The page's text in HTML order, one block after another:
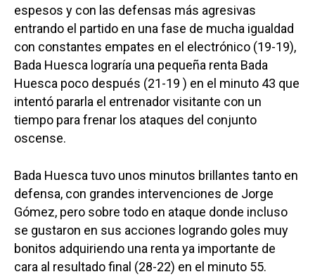
espesos y con las defensas más agresivas
entrando el partido en una fase de mucha igualdad
con constantes empates en el electrónico (19-19),
Bada Huesca lograría una pequeña renta Bada
Huesca poco después (21-19 ) en el minuto 43 que
intentó pararla el entrenador visitante con un
tiempo para frenar los ataques del conjunto
oscense.
Bada Huesca tuvo unos minutos brillantes tanto en
defensa, con grandes intervenciones de Jorge
Gómez, pero sobre todo en ataque donde incluso
se gustaron en sus acciones logrando goles muy
bonitos adquiriendo una renta ya importante de
cara al resultado final (28-22) en el minuto 55.